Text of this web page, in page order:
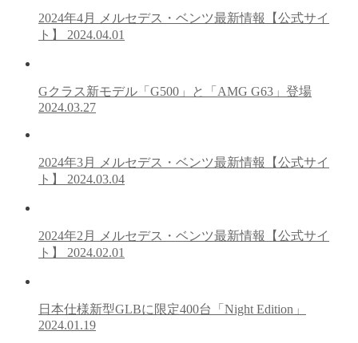
2024年4月 メルセデス・ベンツ最新情報【公式サイ
ト】 2024.04.01
Gクラス新モデル「G500」と「AMG G63」登場
2024.03.27
2024年3月 メルセデス・ベンツ最新情報【公式サイ
ト】 2024.03.04
2024年2月 メルセデス・ベンツ最新情報【公式サイ
ト】 2024.02.01
日本仕様新型GLBに限定400台「Night Edition」
2024.01.19